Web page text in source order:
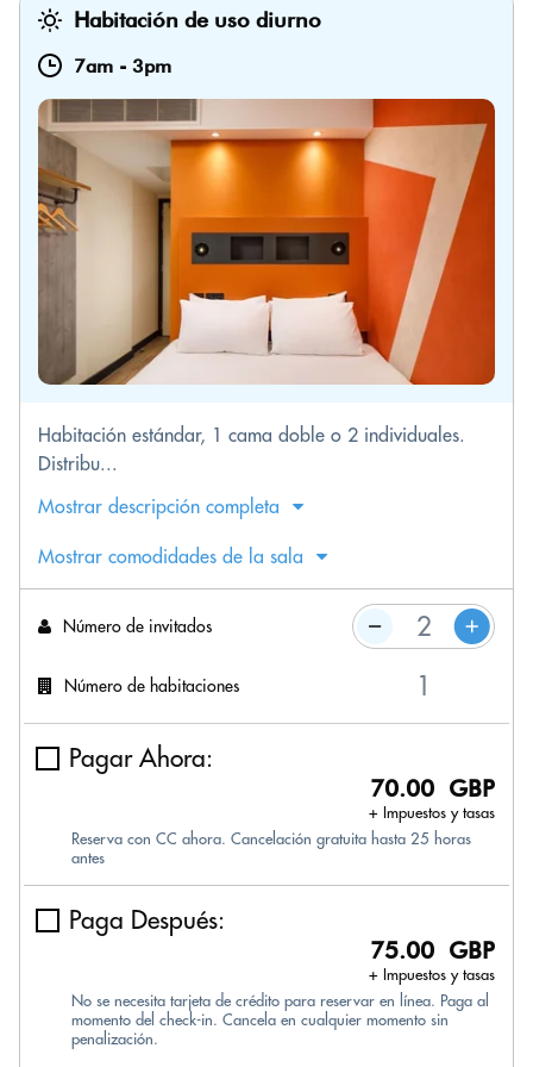
Habitación de uso diurno
7am - 3pm
Habitación estándar, 1 cama doble o 2 individuales.
Distribu...
Mostrar descripción completa
Mostrar comodidades de la sala
Número de invitados
Número de habitaciones
Pagar Ahora:
70.00 GBP
+ Impuestos y tasas
Reserva con CC ahora. Cancelación gratuita hasta 25 horas
antes
Paga Después:
75.00 GBP
+ Impuestos y tasas
No se necesita tarjeta de crédito para reservar en línea. Paga al
momento del check-in. Cancela en cualquier momento sin
penalización.